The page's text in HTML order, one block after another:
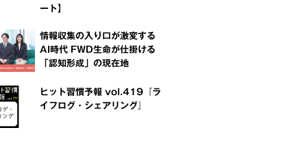
ート】
情報収集の入り口が激変する
AI時代 FWD生命が仕掛ける
「認知形成」の現在地
ヒット習慣予報 vol.419『ラ
イフログ・シェアリング』